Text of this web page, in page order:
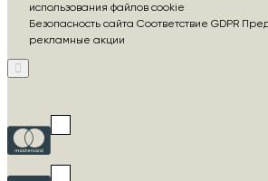
использования файлов cookie
Безопасность сайта Соответствие GDPR
рекламные акции